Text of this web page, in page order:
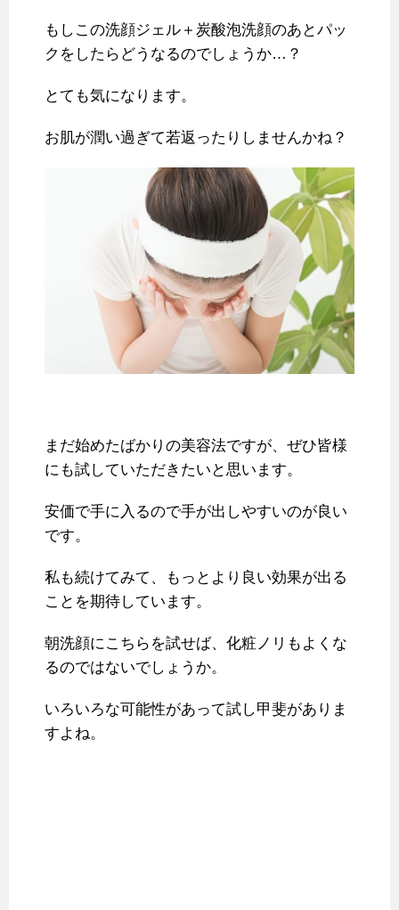
もしこの洗顔ジェル＋炭酸泡洗顔のあとパッ
クをしたらどうなるのでしょうか…？
とても気になります。
お肌が潤い過ぎて若返ったりしませんかね？
まだ始めたばかりの美容法ですが、ぜひ皆様
にも試していただきたいと思います。
安価で手に入るので手が出しやすいのが良い
です。
私も続けてみて、もっとより良い効果が出る
ことを期待しています。
朝洗顔にこちらを試せば、化粧ノリもよくな
るのではないでしょうか。
いろいろな可能性があって試し甲斐がありま
すよね。